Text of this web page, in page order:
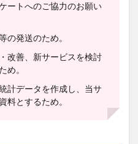
ートへのご協力のお願い
の発送のため。
改善、新サービスを検討
め。
計データを作成し、当サ
料とするため。